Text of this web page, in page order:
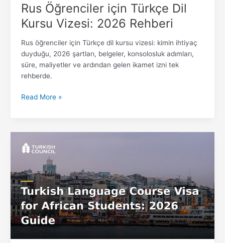
Rus Öğrenciler için Türkçe Dil
Kursu Vizesi: 2026 Rehberi
Rus öğrenciler için Türkçe dil kursu vizesi: kimin ihtiyaç
duyduğu, 2026 şartları, belgeler, konsolosluk adımları,
süre, maliyetler ve ardından gelen ikamet izni tek
rehberde.
Read More »
Öğrenciler
Türkçe
Dil
Kursu
Vizesi:
2026
Rehberi